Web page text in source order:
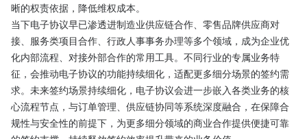
晰的权责依据，降低维权成本。
当下电子协议早已渗透进制造业供应链合作、零售品牌供应商对
接、服务类项目合作、行政人事事务办理等多个领域，成为企业优
化内部流程、对接外部合作的常用工具。不同行业的专属业务特
征，会推动电子协议的功能持续细化，适配更多细分场景的签约需
求。未来签约场景持续细化，电子协议会进一步嵌入各类业务的核
心流程节点，与订单管理、供应链协同等系统深度融合，在保障合
规性与安全性的前提下，为更多细分领域的商业合作提供便捷可靠